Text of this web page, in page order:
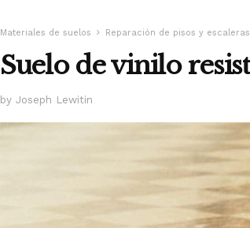
Materiales de suelos Reparación de pisos y escaleras
Suelo de vinilo
by Joseph Lewitin